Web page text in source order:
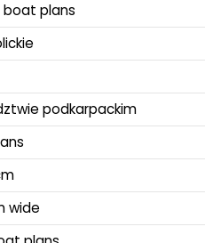
plans
podkarpackim
wide